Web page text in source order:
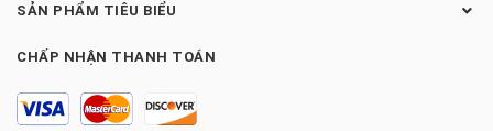
SẢN PHẨM TIÊU BIỂU
CHẤP NHẬN THANH TOÁN